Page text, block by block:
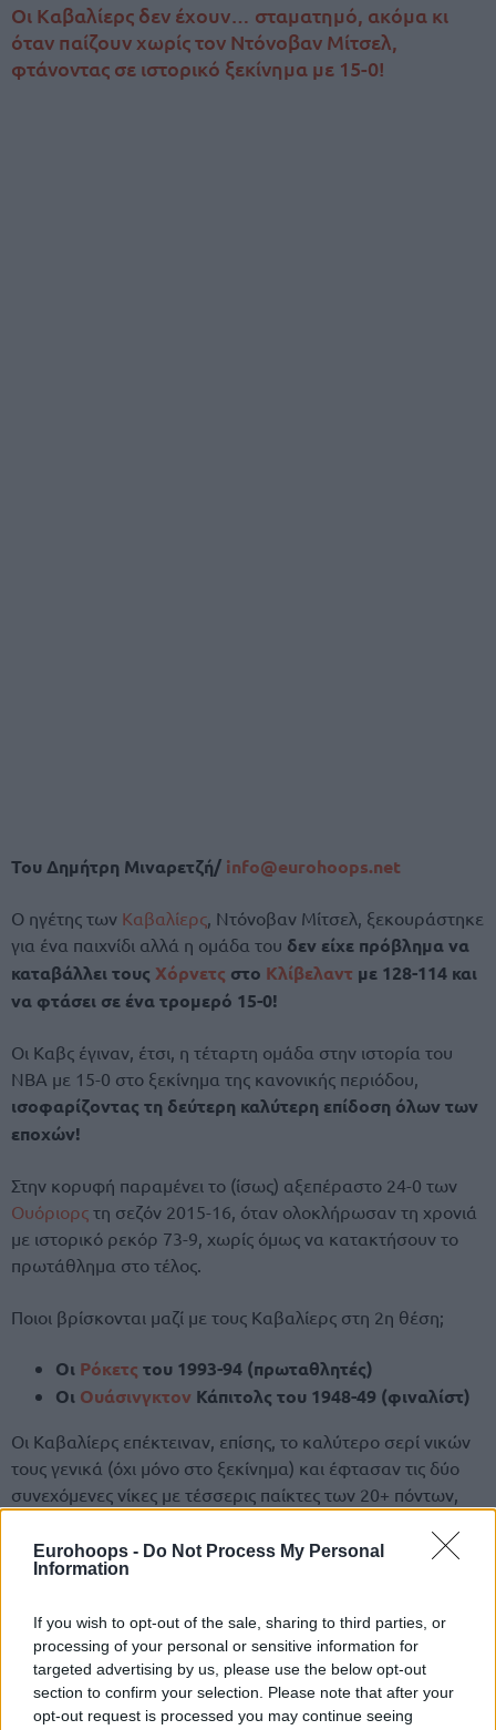
Eurohoops - Do Not Process My Personal
Information
If you wish to opt-out of the sale, sharing to third parties, or
processing of your personal or sensitive information for
targeted advertising by us, please use the below opt-out
section to confirm your selection. Please note that after your
opt-out request is processed you may continue seeing
Οι Καβαλίερς δεν έχουν… σταματημό, ακόμα κι
όταν παίζουν χωρίς τον Ντόνοβαν Μίτσελ,
φτάνοντας σε ιστορικό ξεκίνημα με 15-0!
Του Δημήτρη Μιναρετζή/ info@eurohoops.net
Ο ηγέτης των Καβαλίερς , Ντόνοβαν Μίτσελ, ξεκουράστηκε
για ένα παιχνίδι αλλά η ομάδα του δεν είχε πρόβλημα να
καταβάλλει τους Χόρνετς στο Κλίβελαντ με 128-114 και
να φτάσει σε ένα τρομερό 15-0!
Οι Καβς έγιναν, έτσι, η τέταρτη ομάδα στην ιστορία του
ΝΒΑ με 15-0 στο ξεκίνημα της κανονικής περιόδου,
ισοφαρίζοντας τη δεύτερη καλύτερη επίδοση όλων των
εποχών!
Στην κορυφή παραμένει το (ίσως) αξεπέραστο 24-0 των
Ουόριορς τη σεζόν 2015-16, όταν ολοκλήρωσαν τη χρονιά
με ιστορικό ρεκόρ 73-9, χωρίς όμως να κατακτήσουν το
πρωτάθλημα στο τέλος.
Ποιοι βρίσκονται μαζί με τους Καβαλίερς στη 2η θέση;
Οι Ρόκετς του 1993-94 (πρωταθλητές)
Οι Ουάσινγκτον Κάπιτολς του 1948-49 (φιναλίστ)
Οι Καβαλίερς επέκτειναν, επίσης, το καλύτερο σερί νικών
τους γενικά (όχι μόνο στο ξεκίνημα) και έφτασαν τις δύο
συνεχόμενες νίκες με τέσσερις παίκτες των 20+ πόντων,